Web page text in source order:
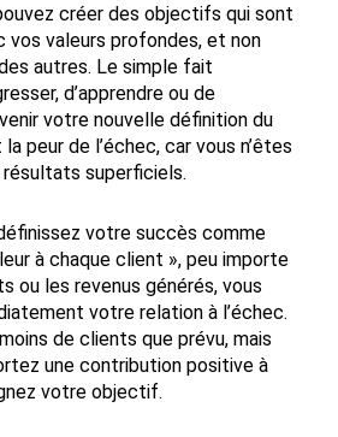
créer des objectifs qui sont
vos valeurs profondes, et non
autres. Le simple fait
d’apprendre ou de
votre nouvelle définition du
peur de l’échec, car vous n’êtes
superficiels.
votre succès comme
à chaque client », peu importe
ou les revenus générés, vous
votre relation à l’échec.
de clients que prévu, mais
une contribution positive à
votre objectif.